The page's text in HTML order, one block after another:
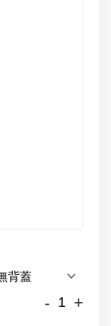
- +